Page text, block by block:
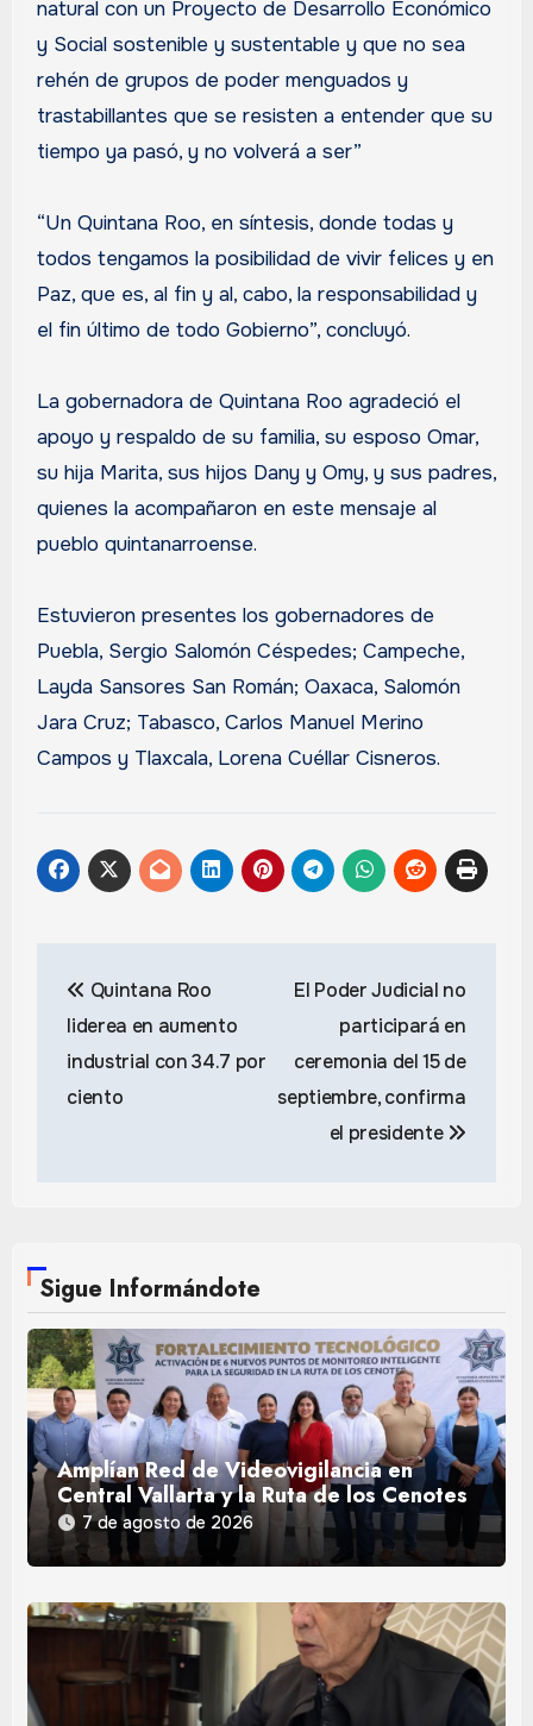
natural con un Proyecto de Desarrollo Económico
y Social sostenible y sustentable y que no sea
rehén de grupos de poder menguados y
trastabillantes que se resisten a entender que su
tiempo ya pasó, y no volverá a ser”
“Un Quintana Roo, en síntesis, donde todas y
todos tengamos la posibilidad de vivir felices y en
Paz, que es, al fin y al, cabo, la responsabilidad y
el fin último de todo Gobierno”, concluyó.
La gobernadora de Quintana Roo agradeció el
apoyo y respaldo de su familia, su esposo Omar,
su hija Marita, sus hijos Dany y Omy, y sus padres,
quienes la acompañaron en este mensaje al
pueblo quintanarroense.
Estuvieron presentes los gobernadores de
Puebla, Sergio Salomón Céspedes; Campeche,
Layda Sansores San Román; Oaxaca, Salomón
Jara Cruz; Tabasco, Carlos Manuel Merino
Campos y Tlaxcala, Lorena Cuéllar Cisneros.
de
entradas
Quintana Roo
liderea en aumento
industrial con 34.7 por
ciento
El Poder Judicial no
participará en
ceremonia del 15 de
septiembre, confirma
el presidente
Sigue Informándote
Amplían Red de Videovigilancia en
Central Vallarta y la Ruta de los Cenotes
7 de agosto de 2026